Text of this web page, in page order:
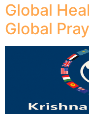
Global
Global